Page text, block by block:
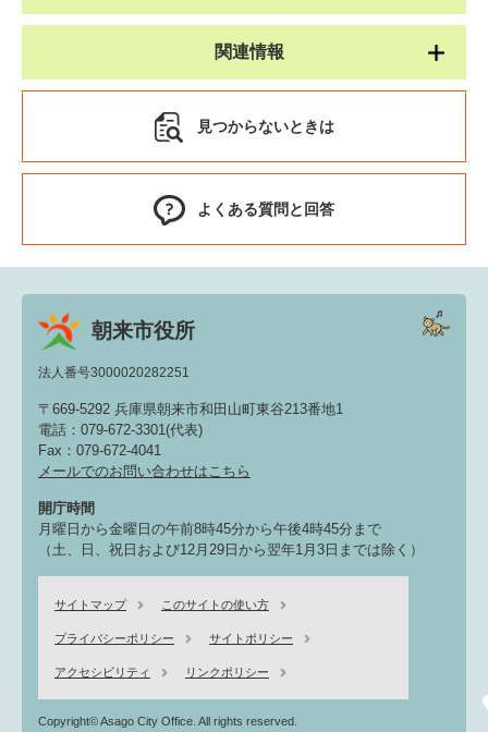
関連情報
見つからないときは
よくある質問と回答
朝来市役所
法人番号3000020282251
〒669-5292 兵庫県朝来市和田山町東谷213番地1
電話：079-672-3301(代表)
Fax：079-672-4041
メールでのお問い合わせはこちら
開庁時間
月曜日から金曜日の午前8時45分から午後4時45分まで
（土、日、祝日および12月29日から翌年1月3日までは除く）
サイトマップ このサイトの使い方
プライバシーポリシー サイトポリシー
アクセシビリティ リンクポリシー
Copyright© Asago City Office. All rights reserved.